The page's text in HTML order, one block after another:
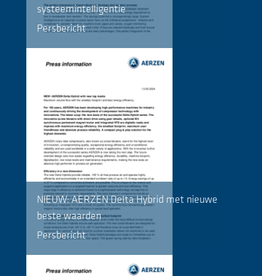
systeemintelligentie
Persbericht
NIEUW: AERZEN Delta Hybrid met nieuwe
beste waarden
Persbericht